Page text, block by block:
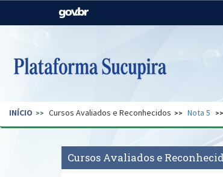
Casa Civil
Pecuária e Abastecimento
Secretaria de Governo Gabinete de
INÍCIO Cursos Avaliados e Reconhecidos Nota 5
Cursos Avaliados e